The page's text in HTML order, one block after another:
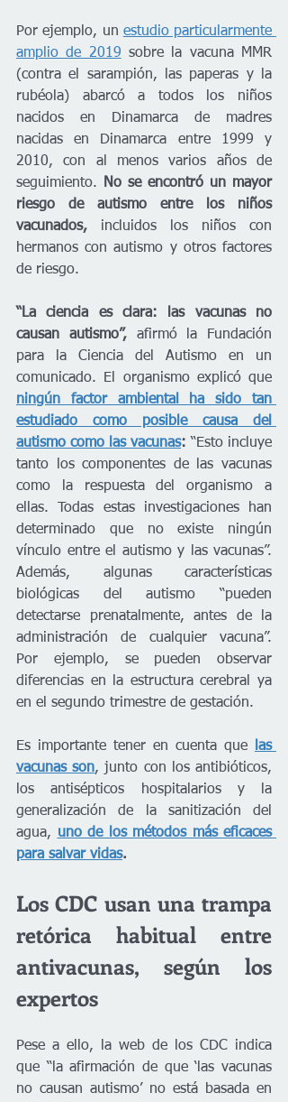
Por ejemplo, un estudio particularmente
amplio de 2019 sobre la vacuna MMR
(contra el sarampión, las paperas y la
rubéola) abarcó a todos los niños
nacidos en Dinamarca de madres
nacidas en Dinamarca entre 1999 y
2010, con al menos varios años de
seguimiento.
No se encontró un mayor
riesgo de autismo entre los niños
vacunados, incluidos los niños con
hermanos con autismo y otros factores
de riesgo.
“La ciencia es clara: las vacunas no
causan autismo”, afirmó la Fundación
para la Ciencia del Autismo en un
comunicado. El organismo explicó que
ningún factor ambiental ha sido tan
estudiado como posible causa del
autismo como las vacunas: “Esto incluye
tanto los componentes de las vacunas
como la respuesta del organismo a
ellas. Todas estas investigaciones han
determinado que no existe ningún
vínculo entre el autismo y las vacunas”.
Además, algunas características
biológicas del autismo “pueden
detectarse prenatalmente, antes de la
administración de cualquier vacuna”.
Por ejemplo, se pueden observar
diferencias en la estructura cerebral ya
en el segundo trimestre de gestación.
Es importante tener en cuenta que
las
vacunas son, junto con los antibióticos,
los antisépticos hospitalarios y la
generalización de la sanitización del
agua, uno de los métodos más eficaces
para salvar vidas.
Los CDC usan una trampa
retórica habitual entre
antivacunas, según los
expertos
Pese a ello, la web de los CDC indica
que “la afirmación de que ‘las vacunas
no causan autismo’ no está basada en